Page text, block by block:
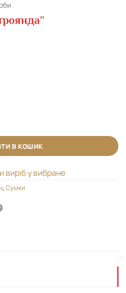
в кошик
виріб у вибране
, Сумки